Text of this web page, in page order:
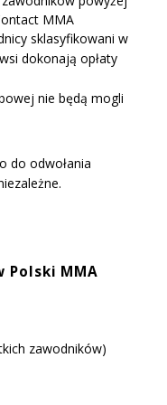
MMA
sklasyfikowani w
dokonają opłaty
nie będą mogli
do odwołania
Polski MMA
zawodników)